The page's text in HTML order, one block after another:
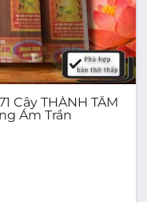
Cây THÀNH TÂM
Ám Trần